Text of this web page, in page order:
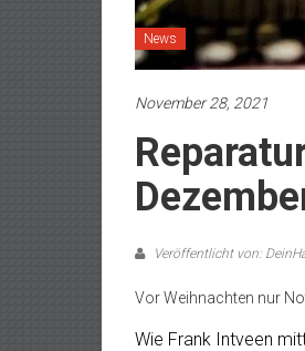
News
November 28, 2021
Veröffentlicht von:
Vor Weihnachten nur
Wie Frank Intveen